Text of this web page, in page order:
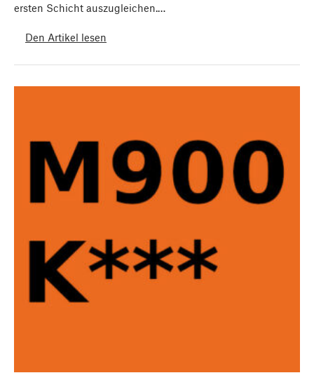
ersten Schicht auszugleichen.…
Den Artikel lesen